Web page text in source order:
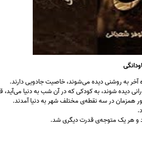
به روشنی دیده می‌شوند، خاصیت جادویی دارند.
دیده شوند، به کودکی که در آن شب به دنیا می‌آید،
در سه نقطه‌ی مختلف شهر به دنیا آمدند.
و هر یک متوجه‌ی قدرت دیگری شد.